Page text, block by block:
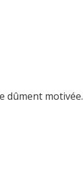
dûment motivée.